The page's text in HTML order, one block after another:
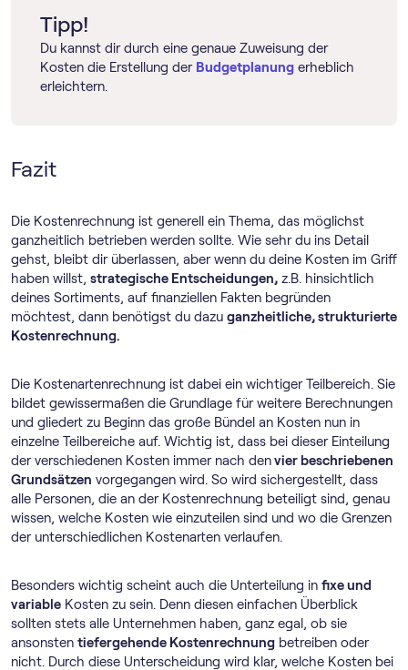
Tipp!
Du kannst dir durch eine genaue Zuweisung der
Kosten die Erstellung der Budgetplanung erheblich
erleichtern.
Fazit
Die Kostenrechnung ist generell ein Thema, das möglichst
ganzheitlich betrieben werden sollte. Wie sehr du ins Detail
gehst, bleibt dir überlassen, aber wenn du deine Kosten im Griff
haben willst, strategische Entscheidungen, z.B. hinsichtlich
deines Sortiments, auf finanziellen Fakten begründen
möchtest, dann benötigst du dazu ganzheitliche, strukturierte
Kostenrechnung.
Die Kostenartenrechnung ist dabei ein wichtiger Teilbereich. Sie
bildet gewissermaßen die Grundlage für weitere Berechnungen
und gliedert zu Beginn das große Bündel an Kosten nun in
einzelne Teilbereiche auf. Wichtig ist, dass bei dieser Einteilung
der verschiedenen Kosten immer nach denvier beschriebenen
Grundsätzen vorgegangen wird. So wird sichergestellt, dass
alle Personen, die an der Kostenrechnung beteiligt sind, genau
wissen, welche Kosten wie einzuteilen sind und wo die Grenzen
der unterschiedlichen Kostenarten verlaufen.
Besonders wichtig scheint auch die Unterteilung in fixe und
variable Kosten zu sein. Denn diesen einfachen Überblick
sollten stets alle Unternehmen haben, ganz egal, ob sie
ansonsten tiefergehende Kostenrechnung betreiben oder
nicht. Durch diese Unterscheidung wird klar, welche Kosten bei